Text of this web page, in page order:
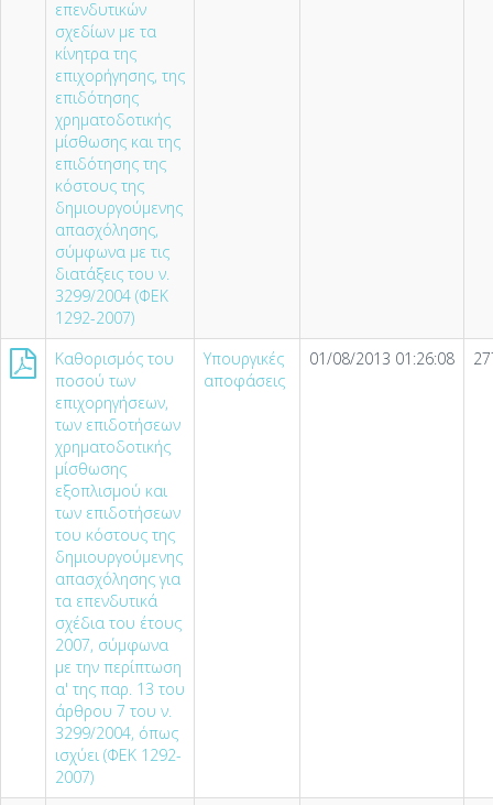
επενδυτικών
σχεδίων με τα
κίνητρα της
επιχορήγησης, της
επιδότησης
χρηματοδοτικής
μίσθωσης και της
επιδότησης της
κόστους της
δημιουργούμενης
απασχόλησης,
σύμφωνα με τις
διατάξεις του ν.
3299/2004 (ΦΕΚ
1292-2007)
Καθορισμός του
ποσού των
επιχορηγήσεων,
των επιδοτήσεων
χρηματοδοτικής
μίσθωσης
εξοπλισμού και
των επιδοτήσεων
του κόστους της
δημιουργούμενης
απασχόλησης για
τα επενδυτικά
σχέδια του έτους
2007, σύμφωνα
με την περίπτωση
α' της παρ. 13 του
άρθρου 7 του ν.
3299/2004, όπως
ισχύει (ΦΕΚ 1292-
2007)
Υπουργικές
αποφάσεις
01/08/2013 01:26:08